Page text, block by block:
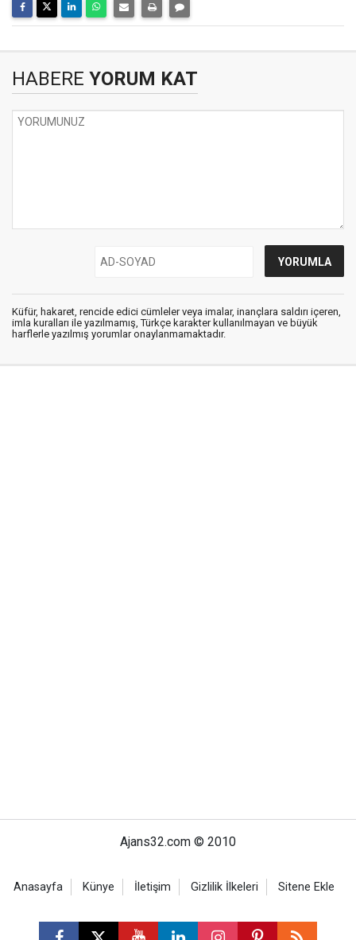
HABERE YORUM KAT
Küfür, hakaret, rencide edici cümleler veya imalar, inançlara saldırı içeren,
imla kuralları ile yazılmamış, Türkçe karakter kullanılmayan ve büyük
harflerle yazılmış yorumlar onaylanmamaktadır.
Ajans32.com © 2010
Anasayfa Künye İletişim Gizlilik İlkeleri Sitene Ekle